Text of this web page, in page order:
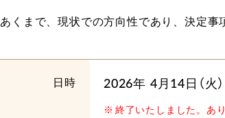
あくまで、現状での方向性であり、決定事
日時 2026年 4月14日（火
終了いたしました。 あ